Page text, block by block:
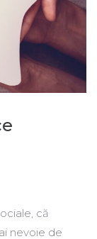
că
nevoie de